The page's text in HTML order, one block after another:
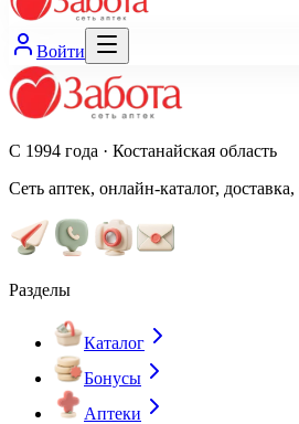
Войти
С 1994 года · Костанайская область
Сеть аптек, онлайн-каталог,
Разделы
Каталог
Бонусы
Аптеки